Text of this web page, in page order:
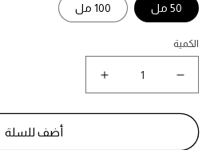
50 مل 100 مل
الكمية
كمية
هيبيسكس
زيادة
كمية
هيبيسكس
أضف للسلة